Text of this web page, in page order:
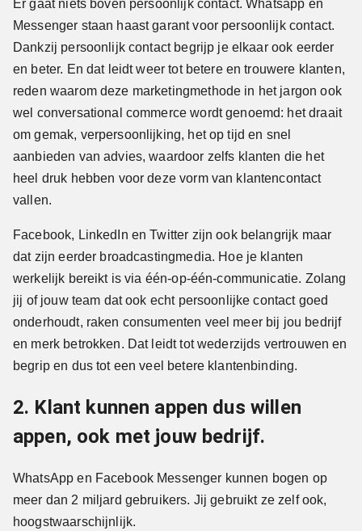
Er gaat niets boven persoonlijk contact. Whatsapp en
Messenger staan haast garant voor persoonlijk contact.
Dankzij persoonlijk contact begrijp je elkaar ook eerder
en beter. En dat leidt weer tot betere en trouwere klanten,
reden waarom deze marketingmethode in het jargon ook
wel conversational commerce wordt genoemd: het draait
om gemak, verpersoonlijking, het op tijd en snel
aanbieden van advies, waardoor zelfs klanten die het
heel druk hebben voor deze vorm van klantencontact
vallen.
Facebook, LinkedIn en Twitter zijn ook belangrijk maar
dat zijn eerder broadcastingmedia. Hoe je klanten
werkelijk bereikt is via één-op-één-communicatie. Zolang
jij of jouw team dat ook echt persoonlijke contact goed
onderhoudt, raken consumenten veel meer bij jou bedrijf
en merk betrokken. Dat leidt tot wederzijds vertrouwen en
begrip en dus tot een veel betere klantenbinding.
2. Klant kunnen appen dus willen
appen, ook met jouw bedrijf.
WhatsApp en Facebook Messenger kunnen bogen op
meer dan 2 miljard gebruikers. Jij gebruikt ze zelf ook,
hoogstwaarschijnlijk.